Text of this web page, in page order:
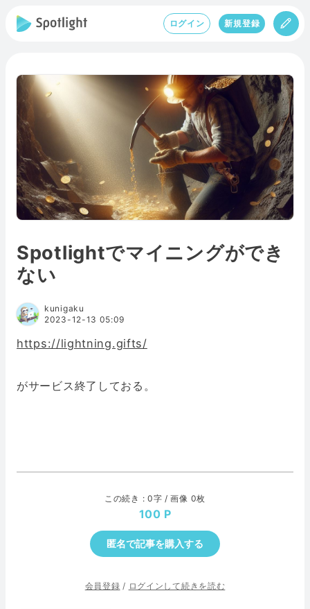
ログイン 新規登録
Spotlightでマイニングができ
ない
kunigaku
2023-12-13 05:09
https://lightning.gifts/
がサービス終了しておる。
この続き : 0字 / 画像 0枚
100
匿名で記事を購入する
会員登録 / ログインして続きを読む